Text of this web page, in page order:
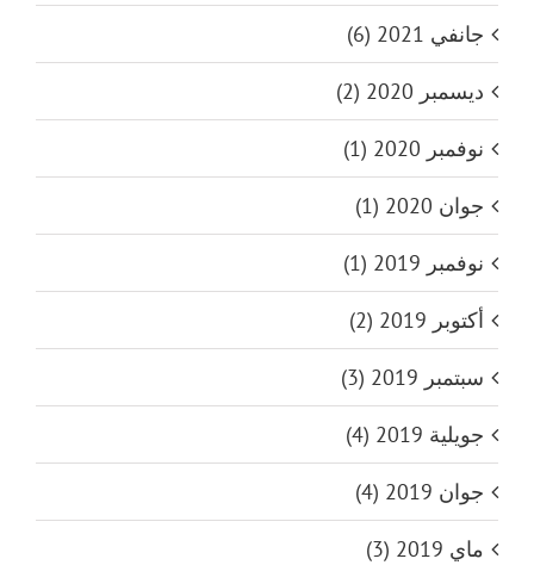
جانفي 2021 (6)
ديسمبر 2020 (2)
نوفمبر 2020 (1)
جوان 2020 (1)
نوفمبر 2019 (1)
أكتوبر 2019 (2)
سبتمبر 2019 (3)
جويلية 2019 (4)
جوان 2019 (4)
ماي 2019 (3)